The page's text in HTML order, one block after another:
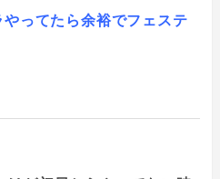
ってたら余裕でフェステ